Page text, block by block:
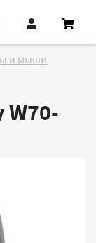
и мыши